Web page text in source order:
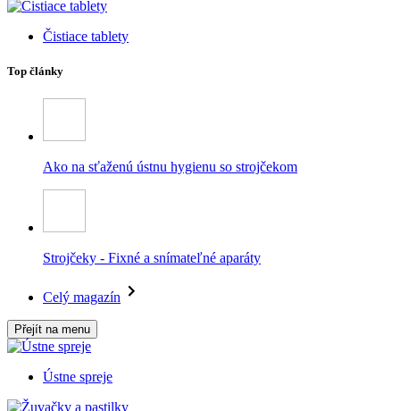
Čistiace tablety
Top články
Ako na sťaženú ústnu hygienu so strojčekom
Strojčeky - Fixné a snímateľné aparáty
Celý magazín
Přejít na menu
Ústne spreje